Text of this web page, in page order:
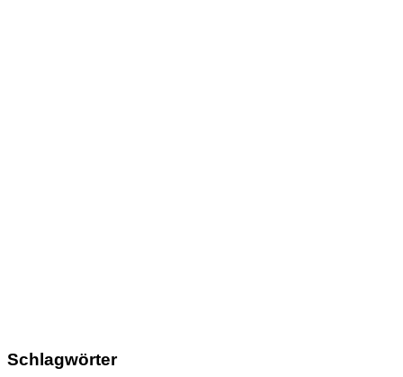
Schlagwörter